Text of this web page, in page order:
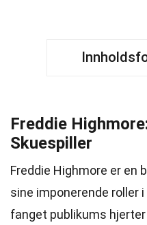
Freddie
Skuespiller
Freddie Highmore er en
sine imponerende roller
fanget publikums